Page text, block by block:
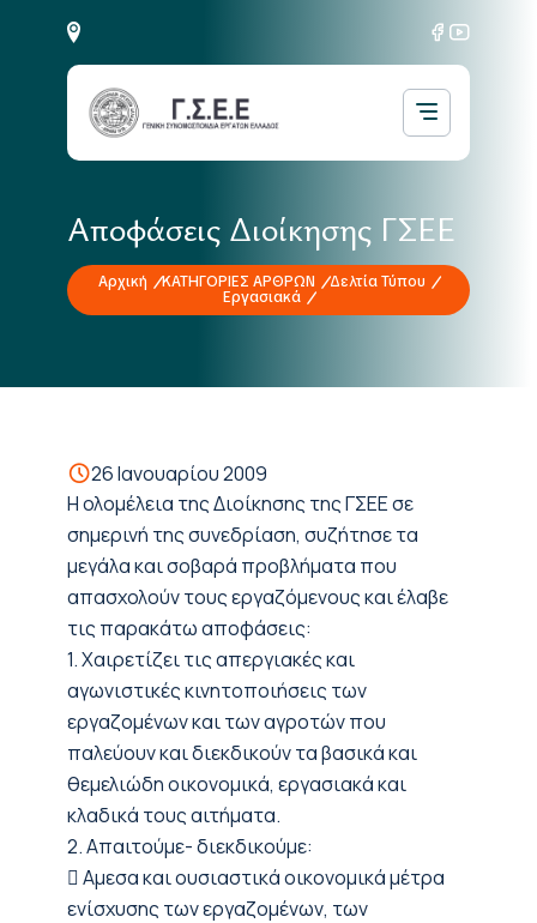
Αποφάσεις Διοίκησης ΓΣΕΕ
Αρχική ΚΑΤΗΓΟΡΙΕΣ ΑΡΘΡΩΝ
Δελτία Τύπου
Εργασιακά
26 Ιανουαρίου 2009
Η ολομέλεια της Διοίκησης της ΓΣΕΕ σε
σημερινή της συνεδρίαση, συζήτησε τα
μεγάλα και σοβαρά προβλήματα που
απασχολούν τους εργαζόμενους και έλαβε
τις παρακάτω αποφάσεις:
1. Χαιρετίζει τις απεργιακές και
αγωνιστικές κινητοποιήσεις των
εργαζομένων και των αγροτών που
παλεύουν και διεκδικούν τα βασικά και
θεμελιώδη οικονομικά, εργασιακά και
κλαδικά τους αιτήματα.
2. Απαιτούμε- διεκδικούμε:
 Αμεσα και ουσιαστικά οικονομικά μέτρα
ενίσχυσης των εργαζομένων, των